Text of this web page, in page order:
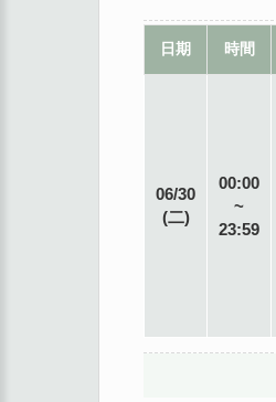
日期 時間
06/30
(二)
00:00
~
23:59